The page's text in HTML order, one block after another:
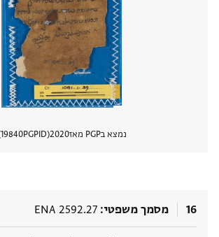
נמצא בPGP מאז 2020
PGPID
19840
16 מסמך משפטי ENA 2592.27